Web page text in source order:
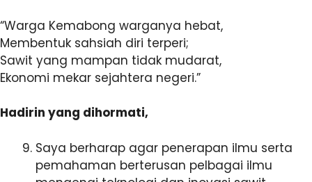
“Warga Kemabong warganya hebat,
Membentuk sahsiah diri terperi;
Sawit yang mampan tidak mudarat,
Ekonomi mekar sejahtera negeri.”
Hadirin yang dihormati,
Saya berharap agar penerapan ilmu serta
pemahaman berterusan pelbagai ilmu